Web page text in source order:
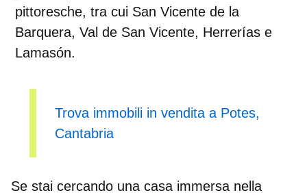
pittoresche, tra cui San Vicente de la
Barquera, Val de San Vicente, Herrerías e
Lamasón.
Trova immobili in vendita a Potes,
Cantabria
Se stai cercando una casa immersa nella